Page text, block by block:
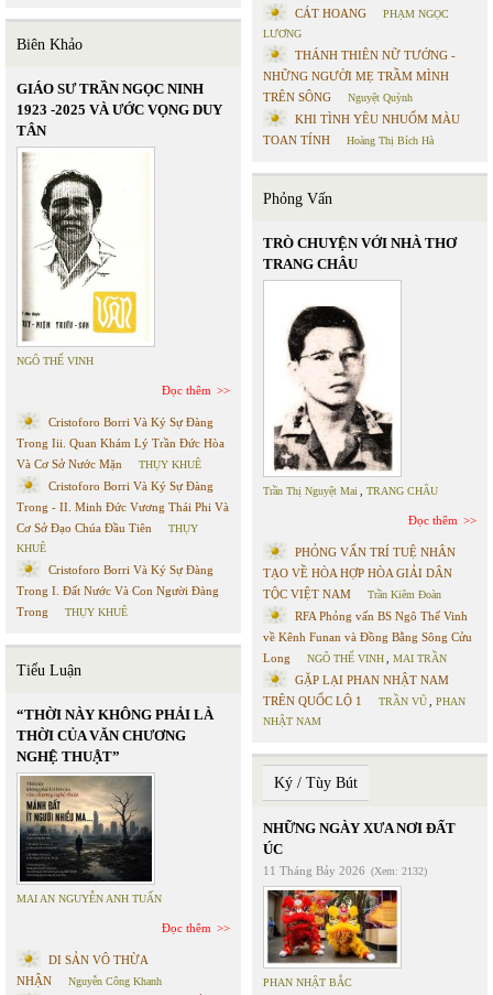
Biên Khảo
GIÁO SƯ TRẦN NGỌC NINH
1923 -2025 VÀ ƯỚC VỌNG DUY
TÂN
NGÔ THẾ VINH
Đọc thêm
Cristoforo Borri Và Ký Sự Đàng
Trong Iii. Quan Khám Lý Trần Đức Hòa
Và Cơ Sở Nước Mặn
THỤY KHUÊ
Cristoforo Borri Và Ký Sự Đàng
Trong - II. Minh Đức Vương Thái Phi Và
Cơ Sở Đạo Chúa Đầu Tiên
THỤY
KHUÊ
Cristoforo Borri Và Ký Sự Đàng
Trong I. Đất Nước Và Con Người Đàng
Trong
THỤY KHUÊ
Tiểu Luận
“THỜI NÀY KHÔNG PHẢI LÀ
THỜI CỦA VĂN CHƯƠNG
NGHỆ THUẬT”
MAI AN NGUYỄN ANH TUẤN
Đọc thêm
DI SẢN VÔ THỪA
NHẬN
Nguyễn Công Khanh
CÁT HOANG
PHẠM NGỌC
LƯƠNG
THÁNH THIÊN NỮ TƯỚNG -
NHỮNG NGƯỜI MẸ TRẦM MÌNH
TRÊN SÔNG
Nguyệt Quỳnh
KHI TÌNH YÊU NHUỐM MÀU
TOAN TÍNH
Hoàng Thị Bích Hà
Phỏng Vấn
TRÒ CHUYỆN VỚI NHÀ THƠ
TRANG CHÂU
Trần Thị Nguyệt Mai TRANG CHÂU
Đọc thêm
PHỎNG VẤN TRÍ TUỆ NHÂN
TẠO VỀ HÒA HỢP HÒA GIẢI DÂN
TỘC VIỆT NAM
Trần Kiêm Đoàn
RFA Phỏng vấn BS Ngô Thế Vinh
về Kênh Funan và Đồng Bằng Sông Cửu
Long
NGÔ THẾ VINH MAI TRẦN
GẶP LẠI PHAN NHẬT NAM
TRÊN QUỐC LỘ 1
TRẦN VŨ
PHAN
NHẬT NAM
Ký / Tùy Bút
NHỮNG NGÀY XƯA NƠI ĐẤT
ÚC
11 Tháng Bảy 2026 (Xem: 2132)
PHAN NHẬT BẮC